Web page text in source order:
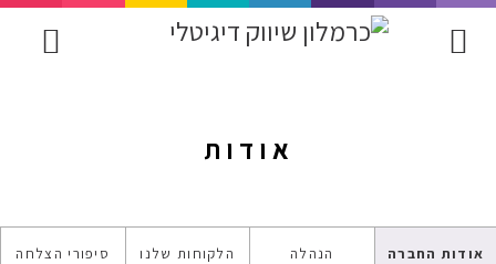
אודות
אודות החברה הנהלה הלקוחות שלנו סיפורי הצלחה